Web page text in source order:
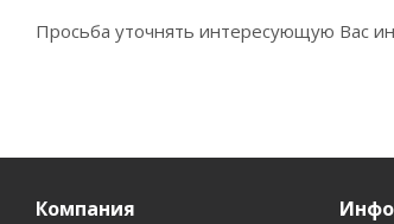
Просьба уточнять интересующую Вас
Компания